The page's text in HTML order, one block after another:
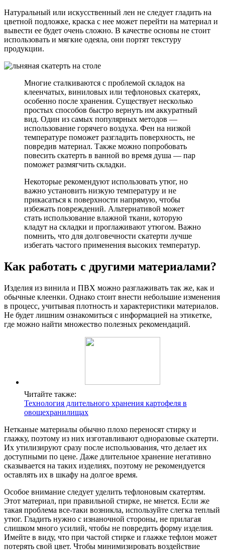
Натуральный или искусственный лен не следует гладить на
цветной подложке, краска с нее может перейти на материал и
вывести ее будет очень сложно. В качестве основы не стоит
использовать и мягкие одеяла, они портят текстуру
продукции.
Многие сталкиваются с проблемой складок на
клеенчатых, виниловых или тефлоновых скатерях,
особенно после хранения. Существует несколько
простых способов быстро вернуть им аккуратный
вид. Один из самых популярных методов —
использование горячего воздуха. Фен на низкой
температуре поможет разгладить поверхность, не
повредив материал. Также можно попробовать
повесить скатерть в ванной во время душа — пар
поможет размягчить складки.
Некоторые рекомендуют использовать утюг, но
важно установить низкую температуру и не
прикасаться к поверхности напрямую, чтобы
избежать повреждений. Альтернативой может
стать использование влажной ткани, которую
кладут на складки и проглаживают утюгом. Важно
помнить, что для долговечности скатерти лучше
избегать частого применения высоких температур.
Как работать с другими материалами?
Изделия из винила и ПВХ можно разглаживать так же, как и
обычные клеенки. Однако стоит внести небольшие изменения
в процесс, учитывая плотность и характеристики материалов.
Не будет лишним ознакомиться с информацией на этикетке,
где можно найти множество полезных рекомендаций.
Читайте также:
Технология длительного хранения картофеля в
овощехранилищах
Нетканые материалы обычно плохо переносят стирку и
глажку, поэтому из них изготавливают одноразовые скатерти.
Их утилизируют сразу после использования, что делает их
доступными по цене. Даже длительное хранение негативно
сказывается на таких изделиях, поэтому не рекомендуется
оставлять их в шкафу на долгое время.
Особое внимание следует уделить тефлоновым скатертям.
Этот материал, при правильной стирке, не мнется. Если же
такая проблема все-таки возникла, используйте слегка теплый
утюг. Гладить нужно с изнаночной стороны, не прилагая
слишком много усилий, чтобы не повредить форму изделия.
Имейте в виду, что при частой стирке и глажке тефлон может
потерять свой цвет. Чтобы минимизировать воздействие